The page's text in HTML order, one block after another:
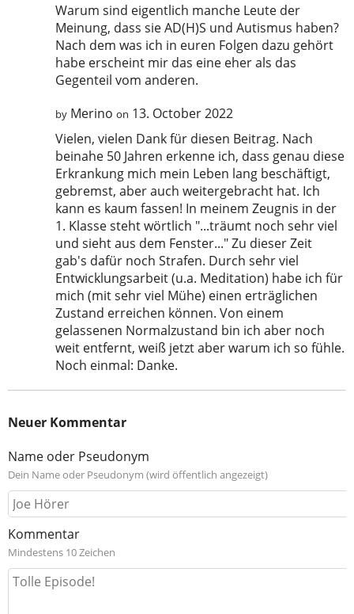
Warum sind eigentlich manche Leute der
Meinung, dass sie AD(H)S und Autismus haben?
Nach dem was ich in euren Folgen dazu gehört
habe erscheint mir das eine eher als das
Gegenteil vom anderen.
by Merino on 13. October 2022
Vielen, vielen Dank für diesen Beitrag. Nach
beinahe 50 Jahren erkenne ich, dass genau diese
Erkrankung mich mein Leben lang beschäftigt,
gebremst, aber auch weitergebracht hat. Ich
kann es kaum fassen! In meinem Zeugnis in der
1. Klasse steht wörtlich "...träumt noch sehr viel
und sieht aus dem Fenster..." Zu dieser Zeit
gab's dafür noch Strafen. Durch sehr viel
Entwicklungsarbeit (u.a. Meditation) habe ich für
mich (mit sehr viel Mühe) einen erträglichen
Zustand erreichen können. Von einem
gelassenen Normalzustand bin ich aber noch
weit entfernt, weiß jetzt aber warum ich so fühle.
Noch einmal: Danke.
Neuer Kommentar
Name oder Pseudonym
Dein Name oder Pseudonym (wird öffentlich angezeigt)
Kommentar
Mindestens 10 Zeichen